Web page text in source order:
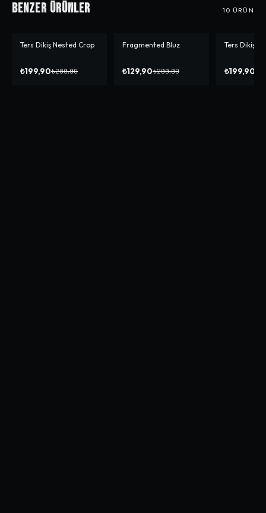
Benzer Ürünler 10 ÜRÜN
-%31
Ters Dikiş Nested Crop
₺199,90₺289,90
-%57
Fragmented Bluz
₺129,90₺299,90
-%50
Ters Dikiş
₺199,90